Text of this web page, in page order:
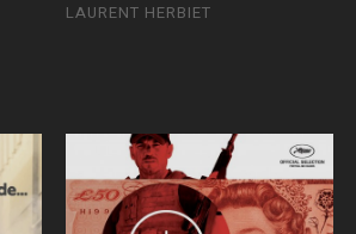
LAURENT HERBIET